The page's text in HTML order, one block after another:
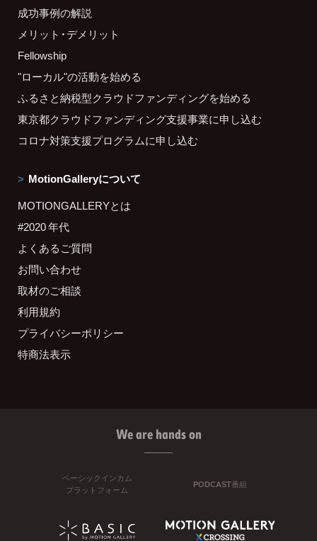
成功事例の解説
メリット・デメリット
Fellowship
"ローカル"の活動を始める
ふるさと納税型クラウドファンディングを始める
東京都クラウドファンディング支援事業に申し込む
コロナ対策支援プログラムに申し込む
MotionGalleryについて
MOTIONGALLERYとは
#2020 年代
よくあるご質問
お問い合わせ
取材のご相談
利用規約
プライバシーポリシー
特商法表示
We are hands on
ベーシックインカム
プラットフォーム
PODCAST番組